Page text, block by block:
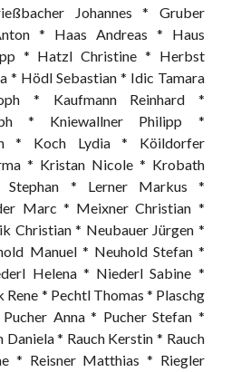
Johannes * Gruber
* Haas Andreas * Haus
* Hatzl Christine * Herbst
* Hödl Sebastian * Idic Tamara
* Kaufmann Reinhard *
* Kniewallner Philipp *
* Koch Lydia * Köildorfer
* Kristan Nicole * Krobath
Stephan * Lerner Markus *
Marc * Meixner Christian *
Christian * Neubauer Jürgen *
Manuel * Neuhold Stefan *
Helena * Niederl Sabine *
Rene * Pechtl Thomas * Plaschg
Anna * Pucher Stefan *
* Rauch Kerstin * Rauch
* Reisner Matthias * Riegler